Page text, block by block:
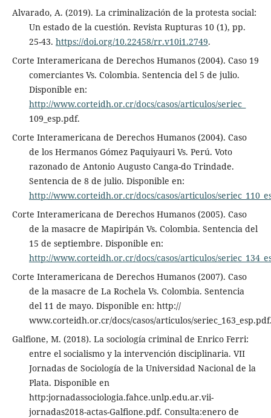
Alvarado, A. (2019). La criminalización de la protesta social:
Un estado de la cuestión. Revista Rupturas 10 (1), pp.
25-43. https://doi.org/10.22458/rr.v10i1.2749.
Corte Interamericana de Derechos Humanos (2004). Caso 19
comerciantes Vs. Colombia. Sentencia del 5 de julio.
Disponible en:
http://www.corteidh.or.cr/docs/casos/articulos/seriec_
109_esp.pdf.
Corte Interamericana de Derechos Humanos (2004). Caso
de los Hermanos Gómez Paquiyauri Vs. Perú. Voto
razonado de Antonio Augusto Canga-do Trindade.
Sentencia de 8 de julio. Disponible en:
http://www.corteidh.or.cr/docs/casos/articulos/
Corte Interamericana de Derechos Humanos (2005). Caso
de la masacre de Mapiripán Vs. Colombia. Sentencia del
15 de septiembre. Disponible en:
http://www.corteidh.or.cr/docs/casos/articulos/
Corte Interamericana de Derechos Humanos (2007). Caso
de la masacre de La Rochela Vs. Colombia. Sentencia
del 11 de mayo. Disponible en: http://
www.corteidh.or.cr/docs/casos/articulos/
Galfione, M. (2018). La sociología criminal de Enrico Ferri:
entre el socialismo y la intervención disciplinaria. VII
Jornadas de Sociología de la Universidad Nacional de la
Plata. Disponible en
http:jornadassociologia.fahce.unlp.edu.ar.vii-
jornadas2018-actas-Galfione.pdf. Consulta:enero de